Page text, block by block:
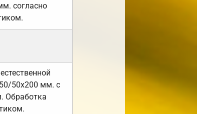
согласно
50х200 мм. с
Обработка